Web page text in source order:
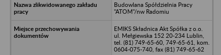
Budowlana Spółdzielnia Pracy
"ATOM"/nw Radomiu
EMIKS Składnica Akt Spółka z o.o.
ul. Mełgiewska 152 20-234 Lublin,
tel. (81) 749-65-60, 749-65-61, kom.
0604-075-740, fax (81) 749-65-62